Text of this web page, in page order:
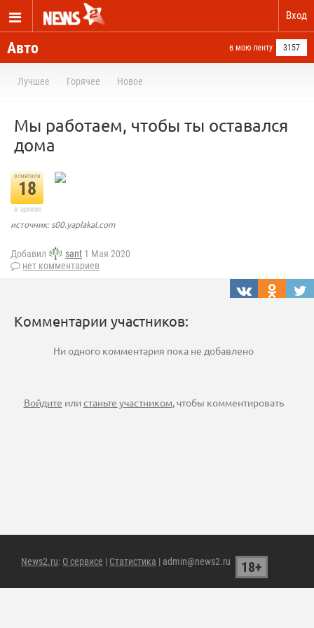
Вход
Авто в мою ленту 3157
Лучшее Горячее Новое
Мы работаем, чтобы ты оставался
дома
отметили
18
в архиве
источник: s00.yaplakal.com
Добавил sant 1 Мая 2020
нет комментариев
Комментарии участников:
Ни одного комментария пока не добавлено
Войдите илистаньте участником, чтобы комментировать
News2.ru: О сервисе | Статистика | admin@news2.ru 18+